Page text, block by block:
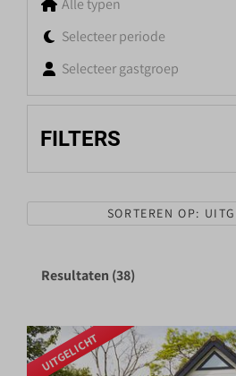
Selecteer periode
Selecteer gastgroep
FILTERS
SORTEREN OP:
Resultaten (38)
UITGELICHT